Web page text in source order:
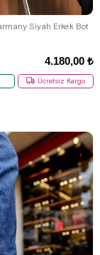
Siyah Erkek Bot
4.180,00 ₺
Ücretsiz Kargo
41 42